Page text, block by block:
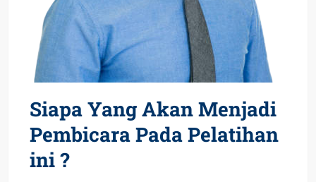
Siapa Yang Akan Menjadi
Pembicara Pada Pelatihan
ini ?